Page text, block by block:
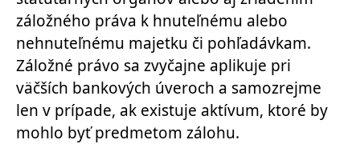
záložného práva k hnuteľnému alebo
nehnuteľnému majetku či pohľadávkam.
Záložné právo sa zvyčajne aplikuje pri
väčších bankových úveroch a samozrejme
len v prípade, ak existuje aktívum, ktoré by
mohlo byť predmetom zálohu.